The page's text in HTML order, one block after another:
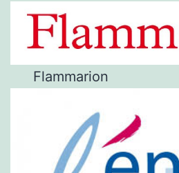
Flammarion